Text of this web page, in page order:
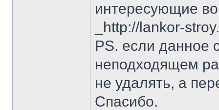
интересующие
_http://lankor-
PS. если данное
неподходящем
не удалять, а
Спасибо.